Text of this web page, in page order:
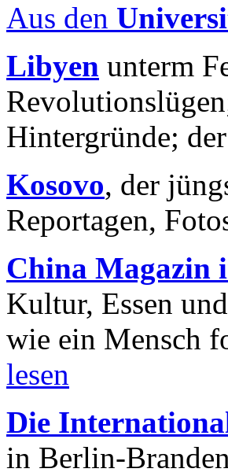
Aus den
Libyen unterm
Hintergründe;
Kosovo, der
Reportagen,
China Magazin
Kultur, Essen
wie ein Mensch
lesen
Die
in Berlin-